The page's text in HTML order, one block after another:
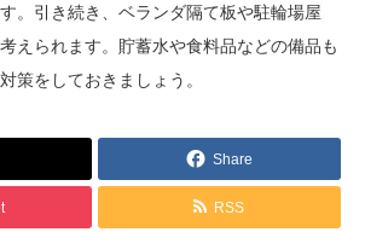
。引き続き、ベランダ隔て板や駐輪場屋
えられます。貯蓄水や食料品などの備品も
策をしておきましょう。
Share
RSS